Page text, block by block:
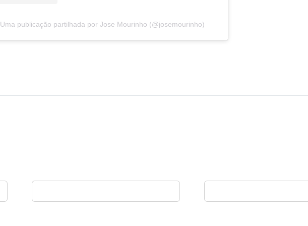
Uma publicação partilhada por Jose Mourinho (@josemourinho)